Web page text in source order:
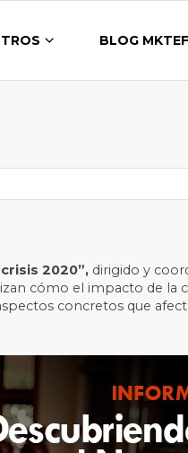
BLOG
2020”, dirigido y
cómo el impacto de la
concretos que